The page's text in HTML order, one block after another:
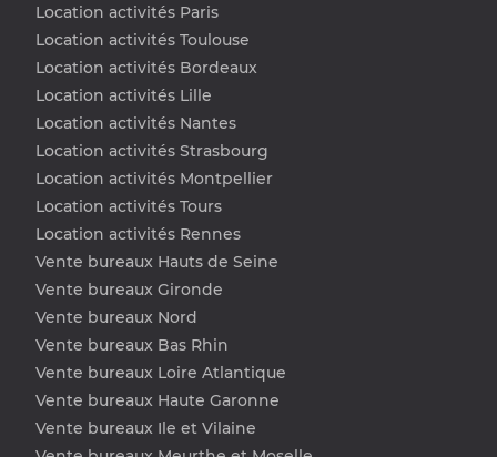
Location activités Paris
Location activités Toulouse
Location activités Bordeaux
Location activités Lille
Location activités Nantes
Location activités Strasbourg
Location activités Montpellier
Location activités Tours
Location activités Rennes
Vente bureaux Hauts de Seine
Vente bureaux Gironde
Vente bureaux Nord
Vente bureaux Bas Rhin
Vente bureaux Loire Atlantique
Vente bureaux Haute Garonne
Vente bureaux Ile et Vilaine